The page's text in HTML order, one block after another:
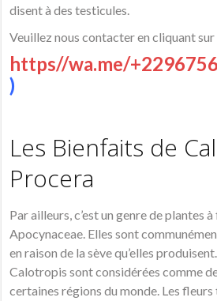
disent à des testicules.
Veuillez nous contacter en cliquant
https//wa.me/
)
Les Bienfaits de
Procera
Par ailleurs, c’est un genre de plantes
Apocynaceae. Elles sont
en raison de la sève qu’elles
Calotropis sont considérées comme
certaines régions du monde. Les